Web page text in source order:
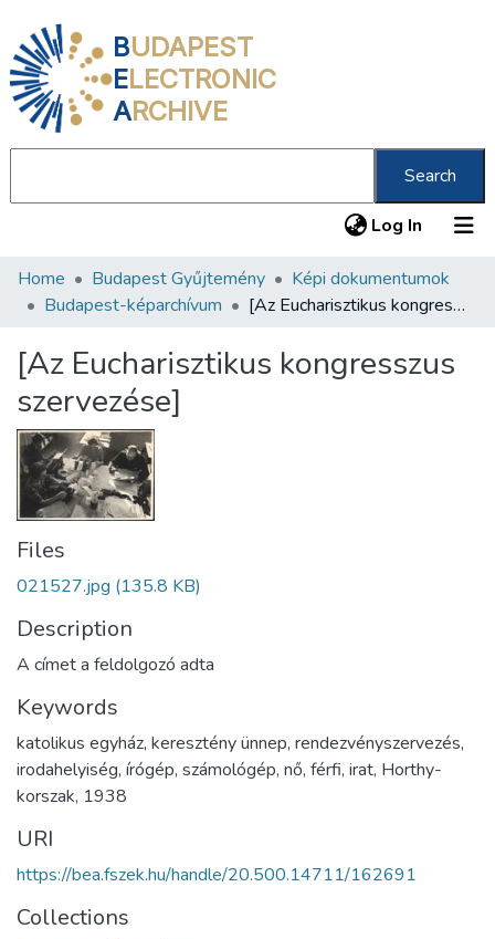
BUDAPEST
ELECTRONIC
ARCHIVE
Search
Log In (current)
Communities & Collections
Statistics
About us
Home Budapest Gyűjtemény
Képi dokumentumok
Budapest-képarchívum
[Az Eucharisztikus kongresszus szervezése]
[Az Eucharisztikus kongresszus
szervezése]
Files
021527.jpg (135.8 KB)
Description
A címet a feldolgozó adta
Keywords
katolikus egyház, keresztény ünnep, rendezvényszervezés,
irodahelyiség, írógép, számológép, nő, férfi, irat, Horthy-
korszak, 1938
URI
https://bea.fszek.hu/handle/20.500.14711/162691
Collections